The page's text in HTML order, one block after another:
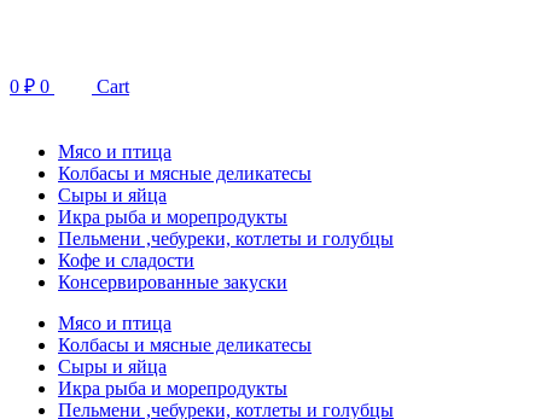
0 ₽ 0 Cart
Мясо и птица
Колбасы и мясные деликатесы
Сыры и яйца
Икра рыба и морепродукты
Пельмени ,чебуреки, котлеты и голубцы
Кофе и сладости
Консервированные закуски
Мясо и птица
Колбасы и мясные деликатесы
Сыры и яйца
Икра рыба и морепродукты
Пельмени ,чебуреки, котлеты и голубцы